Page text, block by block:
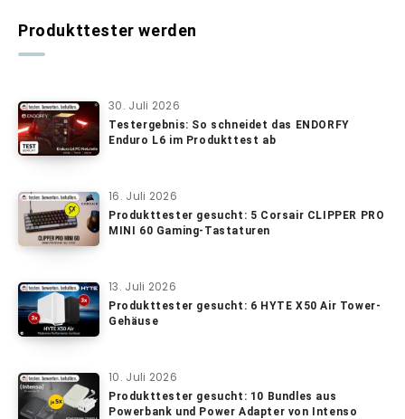
Produkttester werden
30. Juli 2026
Testergebnis: So schneidet das ENDORFY
Enduro L6 im Produkttest ab
16. Juli 2026
Produkttester gesucht: 5 Corsair CLIPPER PRO
MINI 60 Gaming-Tastaturen
13. Juli 2026
Produkttester gesucht: 6 HYTE X50 Air Tower-
Gehäuse
10. Juli 2026
Produkttester gesucht: 10 Bundles aus
Powerbank und Power Adapter von Intenso